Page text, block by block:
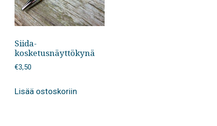
Siida-
kosketusnäyttökynä
€3,50
Lisää ostoskoriin